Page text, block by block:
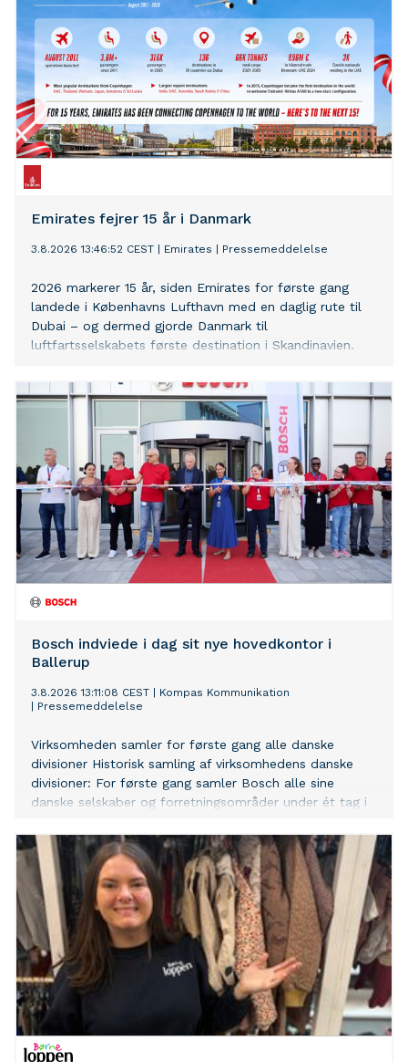
Emirates fejrer 15 år i Danmark
3.8.2026 13:46:52 CEST Emirates Pressemeddelelse
2026 markerer 15 år, siden Emirates for første gang
landede i Københavns Lufthavn med en daglig rute til
Dubai – og dermed gjorde Danmark til
luftfartsselskabets første destination i Skandinavien.
Bosch indviede i dag sit nye hovedkontor i
Ballerup
3.8.2026 13:11:08 CEST
Kompas Kommunikation
Pressemeddelelse
Virksomheden samler for første gang alle danske
divisioner Historisk samling af virksomhedens danske
divisioner: For første gang samler Bosch alle sine
danske selskaber og forretningsområder under ét tag i
medarbejdere får deres daglige gang i det nye
hovedkontor, der er skabt med fokus på trivsel,
fællesskab og samarbejde på tværs. Nye rammer for
kunder og partnere: Hovedkontoret rummer
showrooms, undervisnings- og træningsfaciliteter, der
skal styrke videndeling og faglig udvikling på tværs af
Bosch-koncernens mange forretningsområder.